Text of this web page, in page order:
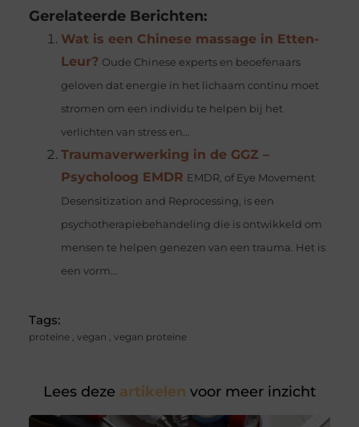
Gerelateerde Berichten:
Wat is een Chinese massage in Etten-
Leur? Oude Chinese experts en beoefenaars
geloven dat energie in het lichaam continu moet
stromen om een ​​individu te helpen bij het
verlichten van stress en...
Traumaverwerking in de GGZ –
Psycholoog EMDR EMDR, of Eye Movement
Desensitization and Reprocessing, is een
psychotherapiebehandeling die is ontwikkeld om
mensen te helpen genezen van een trauma. Het is
een vorm...
Tags:
proteine, vegan , vegan proteine
Lees deze artikelen voor meer inzicht